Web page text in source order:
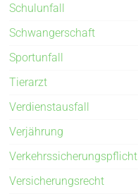
Schulunfall
Schwangerschaft
Sportunfall
Tierarzt
Verdienstausfall
Verjährung
Verkehrssicherungspflicht
Versicherungsrecht